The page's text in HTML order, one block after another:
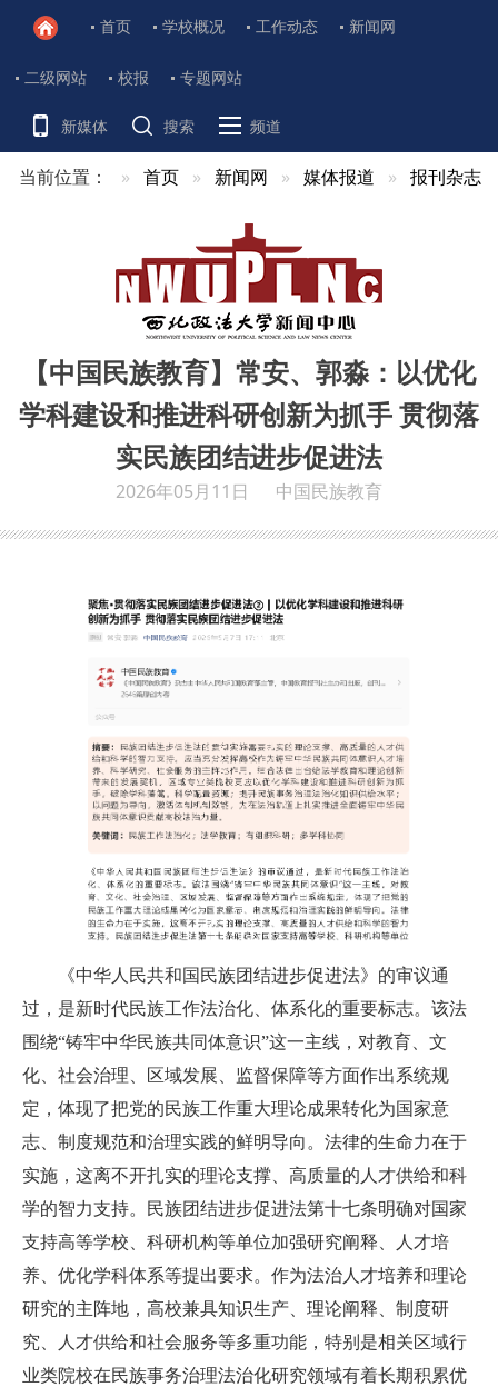
首页 学校概况 工作动态 新闻网
二级网站 校报 专题网站
新媒体 搜索 频道
当前位置： 首页 新闻网 媒体报道 报刊杂志
【中国民族教育】常安、郭淼：以优化
学科建设和推进科研创新为抓手 贯彻落
实民族团结进步促进法
2026年05月11日 中国民族教育
《中华人民共和国民族团结进步促进法》的审议通
过，是新时代民族工作法治化、体系化的重要标志。该法
围绕“铸牢中华民族共同体意识”这一主线，对教育、文
化、社会治理、区域发展、监督保障等方面作出系统规
定，体现了把党的民族工作重大理论成果转化为国家意
志、制度规范和治理实践的鲜明导向。法律的生命力在于
实施，这离不开扎实的理论支撑、高质量的人才供给和科
学的智力支持。民族团结进步促进法第十七条明确对国家
支持高等学校、科研机构等单位加强研究阐释、人才培
养、优化学科体系等提出要求。作为法治人才培养和理论
研究的主阵地，高校兼具知识生产、理论阐释、制度研
究、人才供给和社会服务等多重功能，特别是相关区域行
业类院校在民族事务治理法治化研究领域有着长期积累优